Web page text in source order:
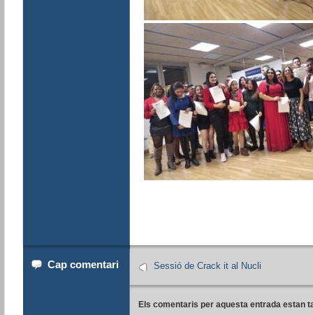
Cap comentari Sessió de Crack it al Nucli
Els comentaris per aquesta entrada estan